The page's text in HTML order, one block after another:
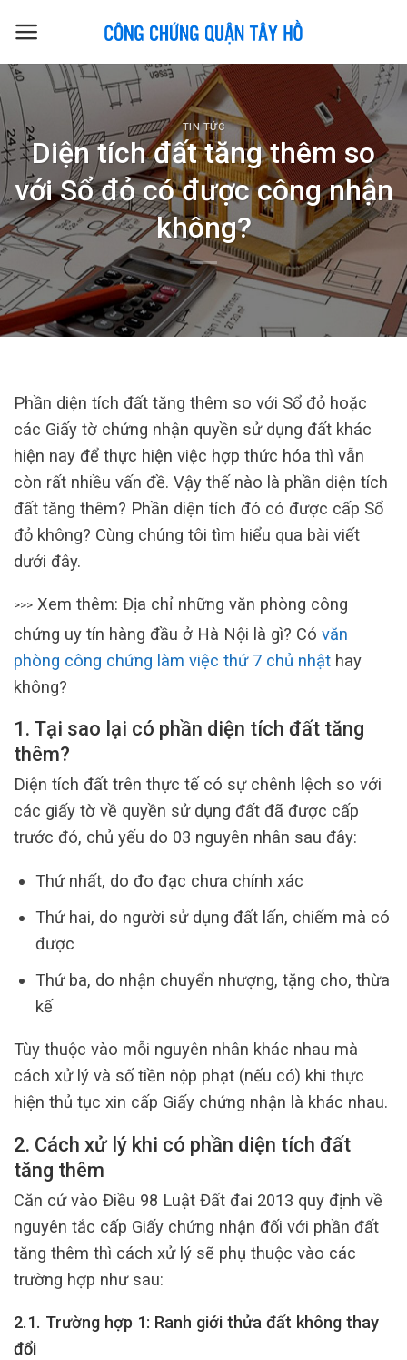
TIN TỨC
Diện tích đất tăng thêm so
với Sổ đỏ có được công nhận
không?
Phần diện tích đất tăng thêm so với Sổ đỏ hoặc
các Giấy tờ chứng nhận quyền sử dụng đất khác
hiện nay để thực hiện việc hợp thức hóa thì vẫn
còn rất nhiều vấn đề. Vậy thế nào là phần diện tích
đất tăng thêm? Phần diện tích đó có được cấp Sổ
đỏ không? Cùng chúng tôi tìm hiểu qua bài viết
dưới đây.
>>> Xem thêm: Địa chỉ những văn phòng công
chứng uy tín hàng đầu ở Hà Nội là gì? Có văn
phòng công chứng làm việc thứ 7 chủ nhật hay
không?
1. Tại sao lại có phần diện tích đất tăng
thêm?
Diện tích đất trên thực tế có sự chênh lệch so với
các giấy tờ về quyền sử dụng đất đã được cấp
trước đó, chủ yếu do 03 nguyên nhân sau đây:
Thứ nhất, do đo đạc chưa chính xác
Thứ hai, do người sử dụng đất lấn, chiếm mà có
được
Thứ ba, do nhận chuyển nhượng, tặng cho, thừa
kế
Tùy thuộc vào mỗi nguyên nhân khác nhau mà
cách xử lý và số tiền nộp phạt (nếu có) khi thực
hiện thủ tục xin cấp Giấy chứng nhận là khác nhau.
2. Cách xử lý khi có phần diện tích đất
tăng thêm
Căn cứ vào Điều 98 Luật Đất đai 2013 quy định về
nguyên tắc cấp Giấy chứng nhận đối với phần đất
tăng thêm thì cách xử lý sẽ phụ thuộc vào các
trường hợp như sau:
2.1. Trường hợp 1: Ranh giới thửa đất không thay
đổi